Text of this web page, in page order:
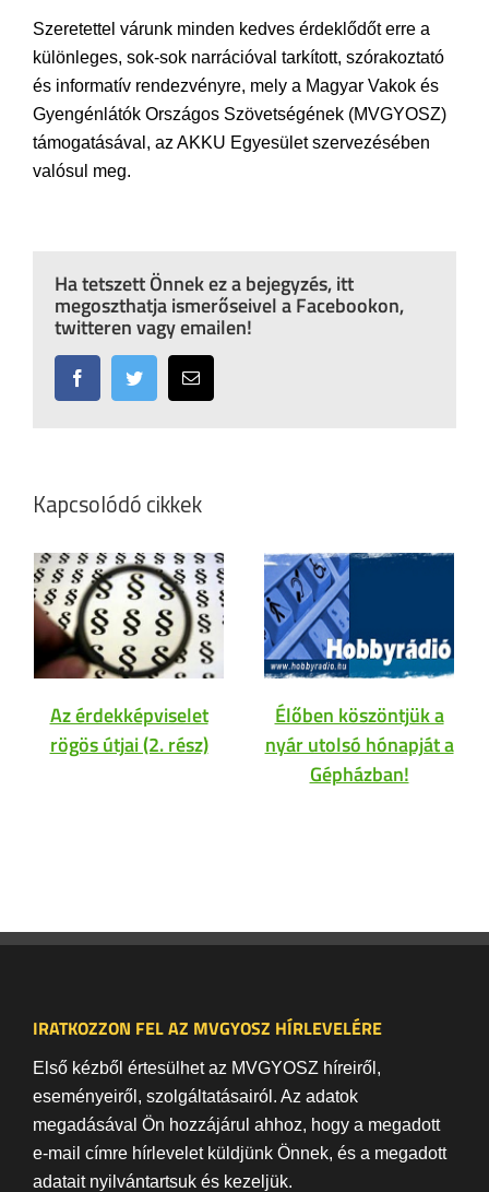
Szeretettel várunk minden kedves érdeklődőt erre a
különleges, sok-sok narrációval tarkított, szórakoztató
és informatív rendezvényre, mely a Magyar Vakok és
Gyengénlátók Országos Szövetségének (MVGYOSZ)
támogatásával, az AKKU Egyesület szervezésében
valósul meg.
Ha tetszett Önnek ez a bejegyzés, itt
megoszthatja ismerőseivel a Facebookon,
twitteren vagy emailen!
FacebookTwitter Email:
Kapcsolódó cikkek
Az érdekképviselet
rögös útjai (2. rész)
Élőben köszöntjük a
nyár utolsó hónapját a
Gépházban!
IRATKOZZON FEL AZ MVGYOSZ HÍRLEVELÉRE
Első kézből értesülhet az MVGYOSZ híreiről,
eseményeiről, szolgáltatásairól. Az adatok
megadásával Ön hozzájárul ahhoz, hogy a megadott
e-mail címre hírlevelet küldjünk Önnek, és a megadott
adatait nyilvántartsuk és kezeljük.